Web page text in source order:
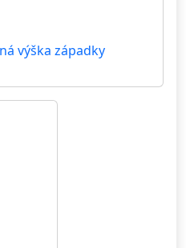
výška západky